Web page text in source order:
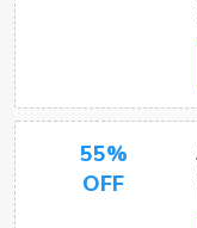
55%
OFF